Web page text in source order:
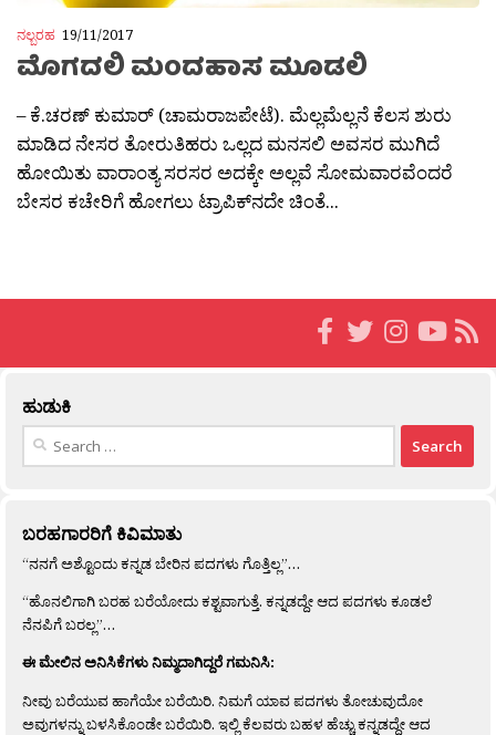
ನಲ್ಬರಹ 19/11/2017
ಮೊಗದಲಿ ಮಂದಹಾಸ ಮೂಡಲಿ
– ಕೆ.ಚರಣ್ ಕುಮಾರ್ (ಚಾಮರಾಜಪೇಟೆ). ಮೆಲ್ಲಮೆಲ್ಲನೆ ಕೆಲಸ ಶುರು
ಮಾಡಿದ ನೇಸರ ತೋರುತಿಹರು ಒಲ್ಲದ ಮನಸಲಿ ಅವಸರ ಮುಗಿದೆ
ಹೋಯಿತು ವಾರಾಂತ್ಯ ಸರಸರ ಅದಕ್ಕೇ ಅಲ್ಲವೆ ಸೋಮವಾರವೆಂದರೆ
ಬೇಸರ ಕಚೇರಿಗೆ ಹೋಗಲು ಟ್ರಾಪಿಕ್‌ನದೇ ಚಿಂತೆ...
ಹುಡುಕಿ
Search
ಬರಹಗಾರರಿಗೆ ಕಿವಿಮಾತು
“ನನಗೆ ಅಶ್ಟೊಂದು ಕನ್ನಡ ಬೇರಿನ ಪದಗಳು ಗೊತ್ತಿಲ್ಲ”…
“ಹೊನಲಿಗಾಗಿ ಬರಹ ಬರೆಯೋದು ಕಶ್ಟವಾಗುತ್ತೆ. ಕನ್ನಡದ್ದೇ ಆದ ಪದಗಳು ಕೂಡಲೆ
ನೆನಪಿಗೆ ಬರಲ್ಲ”…
ಈ ಮೇಲಿನ ಅನಿಸಿಕೆಗಳು ನಿಮ್ಮದಾಗಿದ್ದರೆ ಗಮನಿಸಿ:
ನೀವು ಬರೆಯುವ ಹಾಗೆಯೇ ಬರೆಯಿರಿ. ನಿಮಗೆ ಯಾವ ಪದಗಳು ತೋಚುವುದೋ
ಅವುಗಳನ್ನು ಬಳಸಿಕೊಂಡೇ ಬರೆಯಿರಿ. ಇಲ್ಲಿ ಕೆಲವರು ಬಹಳ ಹೆಚ್ಚು ಕನ್ನಡದ್ದೇ ಆದ